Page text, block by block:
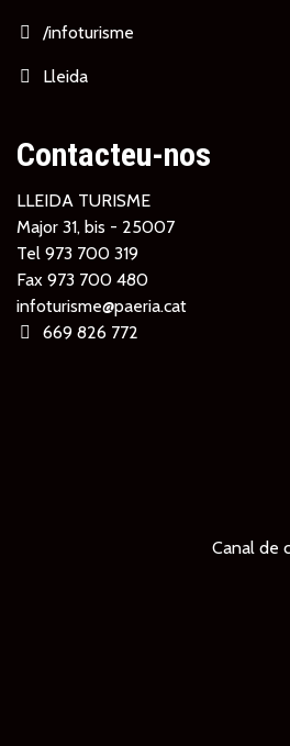
/infoturisme
Lleida
Contacteu-nos
LLEIDA TURISME
Major 31, bis - 25007
Tel 973 700 319
Fax 973 700 480
infoturisme@paeria.cat
669 826 772
Canal de